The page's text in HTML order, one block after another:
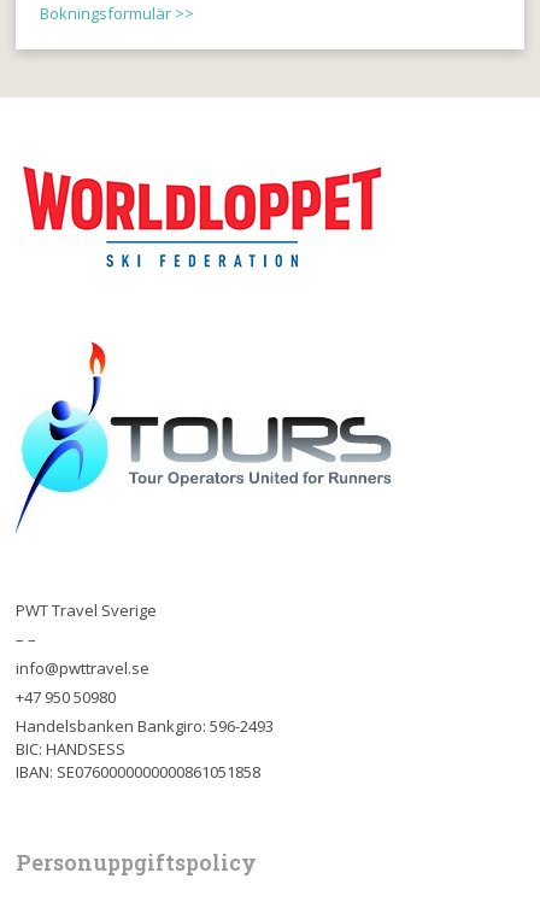
Bokningsformulär >>
PWT Travel Sverige
– –
info@pwttravel.se
+47 950 50980
Handelsbanken Bankgiro: 596-2493
BIC: HANDSESS
IBAN: SE0760000000000861051858
Personuppgiftspolicy